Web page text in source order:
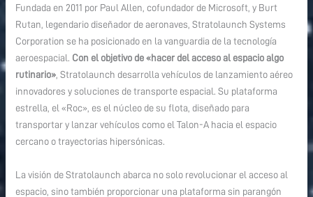
Fundada en 2011 por Paul Allen, cofundador de Microsoft, y Burt
Rutan, legendario diseñador de aeronaves, Stratolaunch Systems
Corporation se ha posicionado en la vanguardia de la tecnología
aeroespacial. Con el objetivo de «hacer del acceso al espacio algo
rutinario», Stratolaunch desarrolla vehículos de lanzamiento aéreo
innovadores y soluciones de transporte espacial. Su plataforma
estrella, el «Roc», es el núcleo de su flota, diseñado para
transportar y lanzar vehículos como el Talon-A hacia el espacio
cercano o trayectorias hipersónicas.
La visión de Stratolaunch abarca no solo revolucionar el acceso al
espacio, sino también proporcionar una plataforma sin parangón